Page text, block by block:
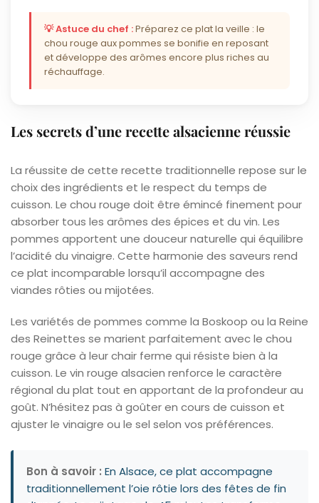
💡 Astuce du chef :Préparez ce plat la veille : le
chou rouge aux pommes se bonifie en reposant
et développe des arômes encore plus riches au
réchauffage.
Les secrets d’une recette alsacienne réussie
La réussite de cette recette traditionnelle repose sur le
choix des ingrédients et le respect du temps de
cuisson. Le chou rouge doit être émincé finement pour
absorber tous les arômes des épices et du vin. Les
pommes apportent une douceur naturelle qui équilibre
l’acidité du vinaigre. Cette harmonie des saveurs rend
ce plat incomparable lorsqu’il accompagne des
viandes rôties ou mijotées.
Les variétés de pommes comme la Boskoop ou la Reine
des Reinettes se marient parfaitement avec le chou
rouge grâce à leur chair ferme qui résiste bien à la
cuisson. Le vin rouge alsacien renforce le caractère
régional du plat tout en apportant de la profondeur au
goût. N’hésitez pas à goûter en cours de cuisson et
ajuster le vinaigre ou le sel selon vos préférences.
Bon à savoir : En Alsace, ce plat accompagne
traditionnellement l’oie rôtie lors des fêtes de fin